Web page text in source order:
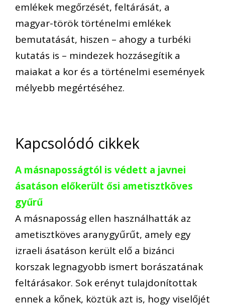
emlékek megőrzését, feltárását, a
magyar-török történelmi emlékek
bemutatását, hiszen – ahogy a turbéki
kutatás is – mindezek hozzásegítik a
maiakat a kor és a történelmi események
mélyebb megértéséhez.
Kapcsolódó cikkek
A másnaposságtól is védett a javnei
ásatáson előkerült ősi ametisztköves
gyűrű
A másnaposság ellen használhatták az
ametisztköves aranygyűrűt, amely egy
izraeli ásatáson került elő a bizánci
korszak legnagyobb ismert borászatának
feltárásakor. Sok erényt tulajdonítottak
ennek a kőnek, köztük azt is, hogy viselőjét